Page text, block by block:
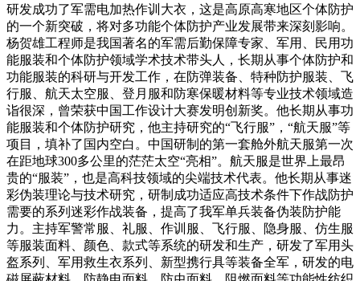
研发成功了军需电加热作训大衣，这是高原高寒地区个体防护
的一个新突破，将对多功能个体防护产业发展带来深刻影响。
杨贺雄工程师是我国著名的军需后勤保障专家、军用、民用功
能服装和个体防护领域学术技术带头人，长期从事个体防护和
功能服装的科研与开发工作，在防弹装备、特种防护服装、飞
行服、航天太空服、登月服和防寒保暖材料等专业技术领域造
诣很深，曾荣获中国工作设计大赛发明创新奖。他长期从事功
能服装和个体防护研究，他主持研究的“飞行服”，“航天服”等
项目，填补了国内空白。中国研制的第一套舱外航天服第一次
在距地球300多公里的茫茫太空“亮相”。航天服是世界上最昂
贵的“服装”，也是高科技领域的尖端技术代表。他长期从事迷
彩伪装理论与技术研究，研制成功适应高技术条件下作战防护
需要的系列迷彩作战装备，提高了我军单兵装备伪装防护能
力。主持军警常服、礼服、作训服、飞行服、隐身服、仿生服
等服装面料、颜色、款式等系统的研发和生产，研发了军用头
盔系列、军用救生衣系列、新型携行具等装备全军，研发的电